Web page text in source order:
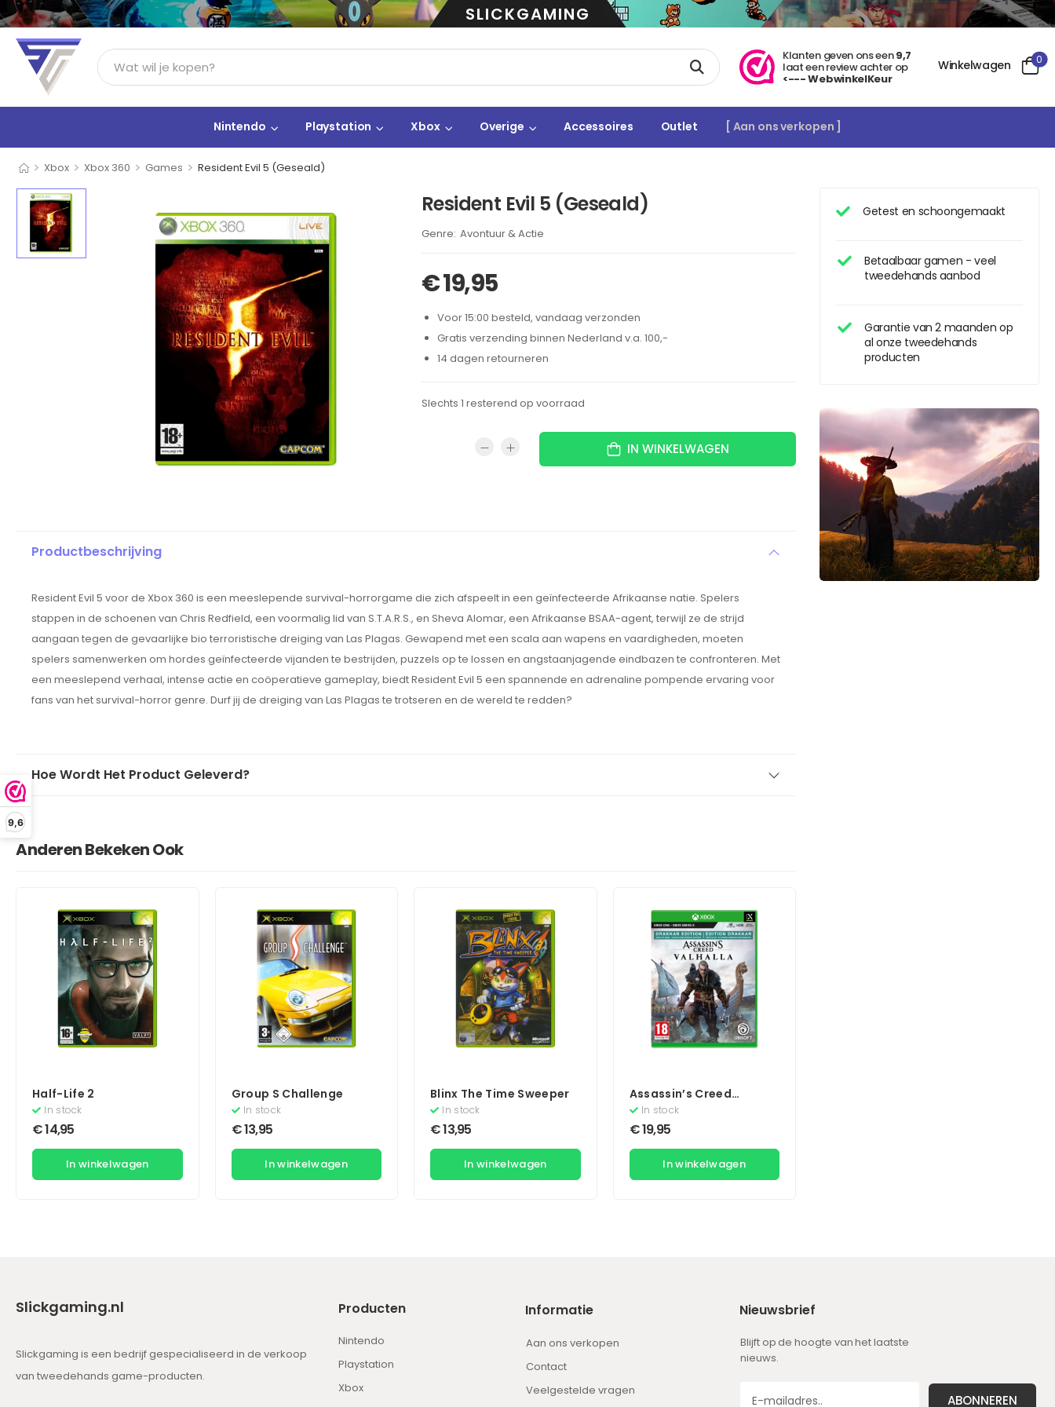
9,6
SLICKGAMING
Klanten geven ons een9,7
laat een review achter op
<--- WebwinkelKeur
Winkelwagen 0
Nintendo Playstation Xbox Overige Accessoires Outlet [ Aan ons verkopen ]
> Xbox > Xbox 360 > Games > Resident Evil 5 (Geseald)
Getest en schoongemaakt
Betaalbaar gamen - veel
tweedehands aanbod
Garantie van 2 maanden op
al onze tweedehands
producten
Resident Evil 5 (Geseald)
Brand:
Avontuur & Actie
€19,95
Voor 15:00 besteld, vandaag verzonden
Gratis verzending binnen Nederland v.a. 100,-
14 dagen retourneren
Slechts 1 resterend op voorraad
IN WINKELWAGEN
Productbeschrijving
Resident Evil 5 voor de Xbox 360 is een meeslepende survival-horrorgame die zich afspeelt in een geïnfecteerde Afrikaanse natie. Spelers
stappen in de schoenen van Chris Redfield, een voormalig lid van S.T.A.R.S., en Sheva Alomar, een Afrikaanse BSAA-agent, terwijl ze de strijd
aangaan tegen de gevaarlijke bio terroristische dreiging van Las Plagas. Gewapend met een scala aan wapens en vaardigheden, moeten
spelers samenwerken om hordes geïnfecteerde vijanden te bestrijden, puzzels op te lossen en angstaanjagende eindbazen te confronteren. Met
een meeslepend verhaal, intense actie en coöperatieve gameplay, biedt Resident Evil 5 een spannende en adrenaline pompende ervaring voor
fans van het survival-horror genre. Durf jij de dreiging van Las Plagas te trotseren en de wereld te redden?
Hoe Wordt Het Product Geleverd?
Anderen Bekeken Ook
Half-Life 2
In stock
€14,95
In winkelwagen
Group S Challenge
In stock
€13,95
In winkelwagen
Blinx The Time Sweeper
In stock
€13,95
In winkelwagen
Assassin’s Creed
Valhalla – Drakkar
Edition
In stock
€19,95
In winkelwagen
Slickgaming.nl
Slickgaming is een bedrijf gespecialiseerd in de verkoop
van tweedehands game-producten.
Producten
Nintendo
Playstation
Xbox
Informatie
Aan ons verkopen
Contact
Veelgestelde vragen
Nieuwsbrief
Blijft op de hoogte van het laatste
nieuws.